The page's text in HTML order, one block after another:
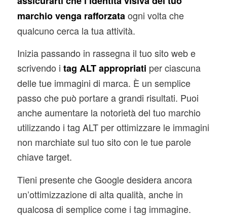
marchio venga rafforzata ogni volta che
qualcuno cerca la tua attività.
Inizia passando in rassegna il tuo sito web e
scrivendo i tag ALT appropriati per ciascuna
delle tue immagini di marca. È un semplice
passo che può portare a grandi risultati. Puoi
anche aumentare la notorietà del tuo marchio
utilizzando i tag ALT per ottimizzare le immagini
non marchiate sul tuo sito con le tue parole
chiave target.
Tieni presente che Google desidera ancora
un’ottimizzazione di alta qualità, anche in
qualcosa di semplice come i tag immagine.